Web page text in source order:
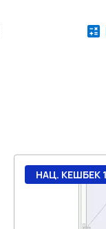
НАЦ. КЕШБЕК